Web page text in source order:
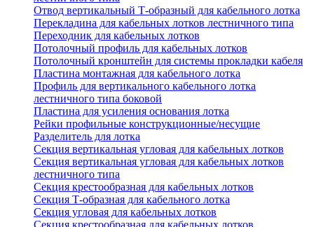
Отвод вертикальный Т-образный для кабельного лотка
Перекладина для кабельных лотков лестничного типа
Переходник для кабельных лотков
Потолочный профиль для кабельных лотков
Потолочный кронштейн для системы прокладки кабеля
Пластина монтажная для кабельного лотка
Профиль для вертикального кабельного лотка
лестничного типа боковой
Пластина для усиления основания лотка
Рейки профильные конструкционные/несущие
Разделитель для лотка
Секция вертикальная угловая для кабельных лотков
Секция вертикальная угловая для кабельных лотков
лестничного типа
Секция крестообразная для кабельных лотков
Секция Т-образная для кабельного лотка
Секция угловая для кабельных лотков
Секция крестообразная для кабельных лотков